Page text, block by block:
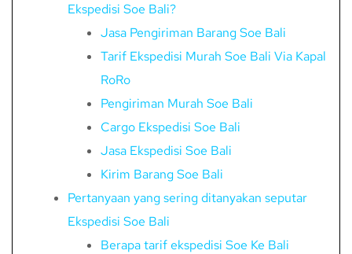
Ekspedisi Soe Bali?
Jasa Pengiriman Barang Soe Bali
Tarif Ekspedisi Murah Soe Bali Via Kapal
RoRo
Pengiriman Murah Soe Bali
Cargo Ekspedisi Soe Bali
Jasa Ekspedisi Soe Bali
Kirim Barang Soe Bali
Pertanyaan yang sering ditanyakan seputar
Ekspedisi Soe Bali
Berapa tarif ekspedisi Soe Ke Bali